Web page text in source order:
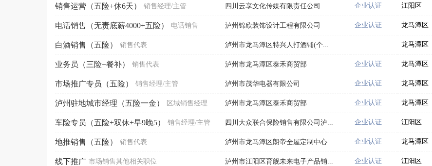
销售运营（五险+休6天） 销售经理/主管 四川云享文化传媒有限责任公司 企业认证 江阳区
电话销售（无责底薪4000+五险） 电话销售 泸州锦欣装饰设计工程有限公司 企业认证 龙马潭区
白酒销售（五险） 销售代表 泸州市龙马潭区特兴人打酒铺(个... 龙马潭区
业务员（三险+餐补） 销售代表 泸州市龙马潭区泰禾商贸部 企业认证 龙马潭区
市场推广专员（五险） 销售经理/主管 泸州市茂华电器有限公司 企业认证 龙马潭区
泸州驻地城市经理（五险一金） 区域销售经理 泸州市龙马潭区泰禾商贸部 企业认证 龙马潭区
车险专员（五险+双休+早9晚5） 销售经理/主管 四川大众联合保险销售有限公司泸... 企业认证 江阳区
地推销售（五险） 销售代表 泸州市龙马潭区朗帝全屋定制中心 企业认证 龙马潭区
线下推广 市场销售其他相关职位 泸州市江阳区育舰未来电子产品销... 企业认证 江阳区